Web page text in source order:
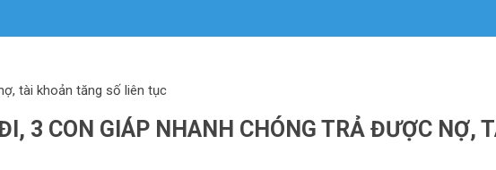
tài khoản tăng số liên tục
3 CON GIÁP NHANH CHÓNG TRẢ ĐƯỢC NỢ,